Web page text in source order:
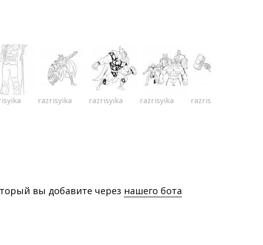
razrisyika razrisyika razrisyika razrisyika
вы добавите через нашего бота